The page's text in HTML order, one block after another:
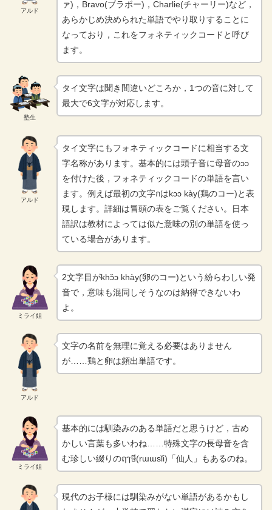
アルド
ァ)，Bravo(ブラボー)，Charlie(チャーリー)など，
あらかじめ決められた単語でやり取りすることに
なっており，これをフォネティックコードと呼び
ます。
塾生
タイ文字は聞き間違いどころか，1つの音に対して
最大で6文字が対応します。
アルド
タイ文字にもフォネティックコードに相当する文
字名称があります。基本的には頭子音に母音のɔɔ
を付けた後，フォネティックコードの単語を言い
ます。例えば最初の文字กはkɔɔ kày(鶏のコー)と表
現します。詳細は冒頭の表をご覧ください。日本
語訳は教材によっては似た意味の別の単語を使っ
ている場合があります。
ミライ姐
2文字目がkhɔ̌ɔ khày(卵のコー)という紛らわしい発
音で，意味も混同しそうなのは納得できないわ
よ。
アルド
文字の名前を無理に覚える必要はありません
が……鶏と卵は頻出単語です。
ミライ姐
基本的には馴染みのある単語だと思うけど，古め
かしい言葉も多いわね……特殊文字の長母音を含
む珍しい綴りのฤๅษี(rɯɯsǐi)「仙人」もあるのね。
現代のお子様には馴染みがない単語があるかもし